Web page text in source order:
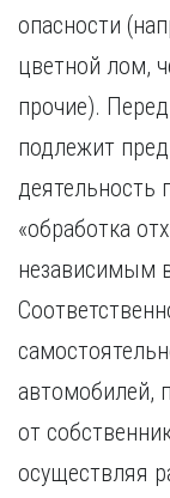
опасности
цветной лом,
прочие).
подлежит
деятельность
«обработка
независимым
автомобилей,
от
осуществляя